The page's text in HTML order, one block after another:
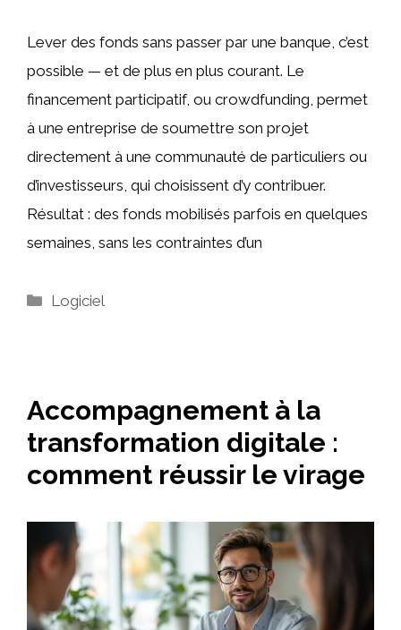
Lever des fonds sans passer par une banque, c’est
possible — et de plus en plus courant. Le
financement participatif, ou crowdfunding, permet
à une entreprise de soumettre son projet
directement à une communauté de particuliers ou
d’investisseurs, qui choisissent d’y contribuer.
Résultat : des fonds mobilisés parfois en quelques
semaines, sans les contraintes d’un
Catégories
Logiciel
Accompagnement à la
transformation digitale :
comment réussir le virage